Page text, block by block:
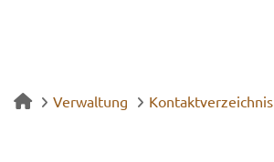
Verwaltung Kontaktverzeichnis